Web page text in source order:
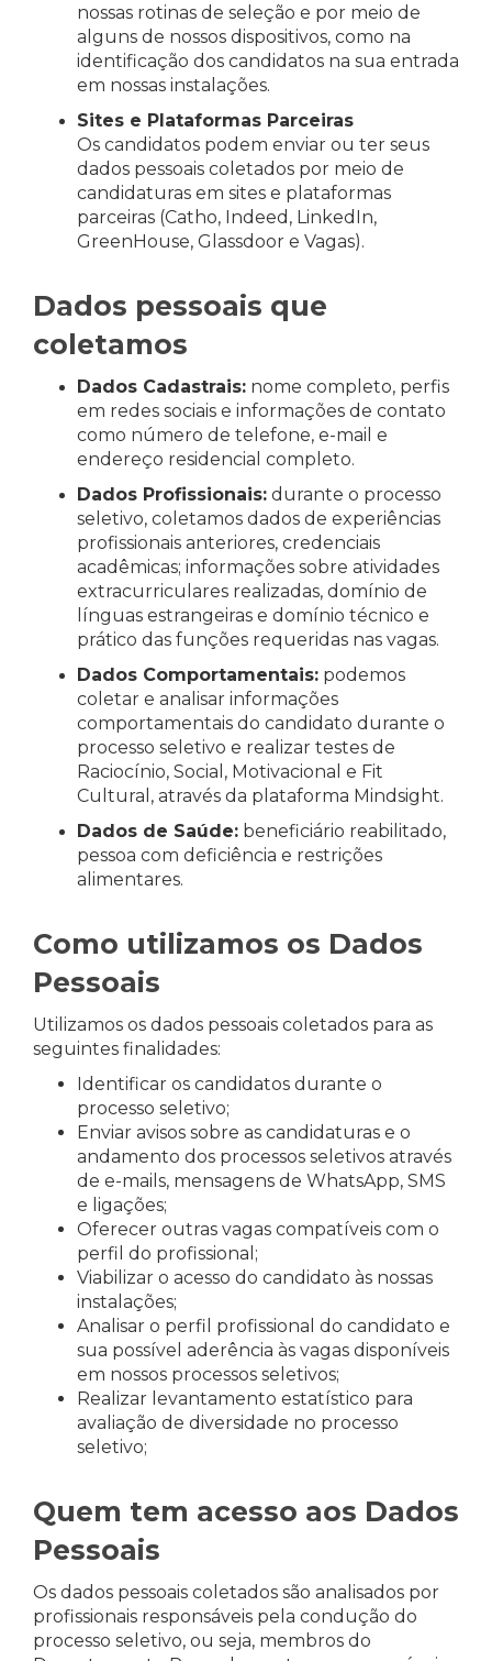
nossas rotinas de seleção e por meio de
alguns de nossos dispositivos, como na
identificação dos candidatos na sua entrada
em nossas instalações.
Sites e Plataformas Parceiras
Os candidatos podem enviar ou ter seus
dados pessoais coletados por meio de
candidaturas em sites e plataformas
parceiras (Catho, Indeed, LinkedIn,
GreenHouse, Glassdoor e Vagas).
Dados pessoais que
coletamos
Dados Cadastrais: nome completo, perfis
em redes sociais e informações de contato
como número de telefone, e-mail e
endereço residencial completo.
Dados Profissionais: durante o processo
seletivo, coletamos dados de experiências
profissionais anteriores, credenciais
acadêmicas; informações sobre atividades
extracurriculares realizadas, domínio de
línguas estrangeiras e domínio técnico e
prático das funções requeridas nas vagas.
Dados Comportamentais: podemos
coletar e analisar informações
comportamentais do candidato durante o
processo seletivo e realizar testes de
Raciocínio, Social, Motivacional e Fit
Cultural, através da plataforma Mindsight.
Dados de Saúde: beneficiário reabilitado,
pessoa com deficiência e restrições
alimentares.
Como utilizamos os Dados
Pessoais
Utilizamos os dados pessoais coletados para as
seguintes finalidades:
Identificar os candidatos durante o
processo seletivo;
Enviar avisos sobre as candidaturas e o
andamento dos processos seletivos através
de e-mails, mensagens de WhatsApp, SMS
e ligações;
Oferecer outras vagas compatíveis com o
perfil do profissional;
Viabilizar o acesso do candidato às nossas
instalações;
Analisar o perfil profissional do candidato e
sua possível aderência às vagas disponíveis
em nossos processos seletivos;
Realizar levantamento estatístico para
avaliação de diversidade no processo
seletivo;
Quem tem acesso aos Dados
Pessoais
Os dados pessoais coletados são analisados por
profissionais responsáveis pela condução do
processo seletivo, ou seja, membros do